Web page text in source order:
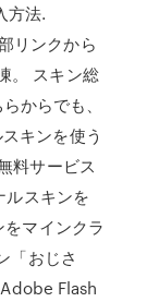
方法.
リンクから
。 スキン総
からでも、
キンを使う
料サービス
ルスキンを
マインクラ
「おじさ
Flash